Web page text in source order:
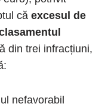
că excesul de
din trei infracțiuni,
nefavorabil